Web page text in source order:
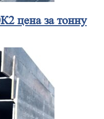
цена за тонну